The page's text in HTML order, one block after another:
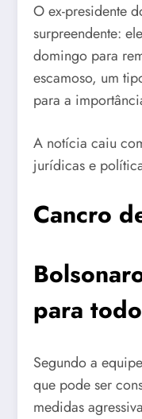
O ex-presidente
surpreendente:
domingo para
escamoso, um
para a
A notícia caiu
jurídicas e
Cancro
para
Segundo a
que pode ser
medidas